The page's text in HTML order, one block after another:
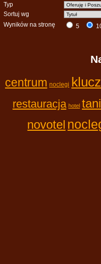
Typ
Sortuj wg
Wyników na stronę
5
centrum noclegi
restauracja hotel
novotel